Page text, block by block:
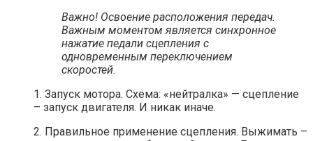
Важно! Освоение расположения передач.
Важным моментом является синхронное
нажатие педали сцепления с
одновременным переключением
скоростей.
1. Запуск мотора. Схема: «нейтралка» — сцепление
– запуск двигателя. И никак иначе.
2. Правильное применение сцепления. Выжимать –